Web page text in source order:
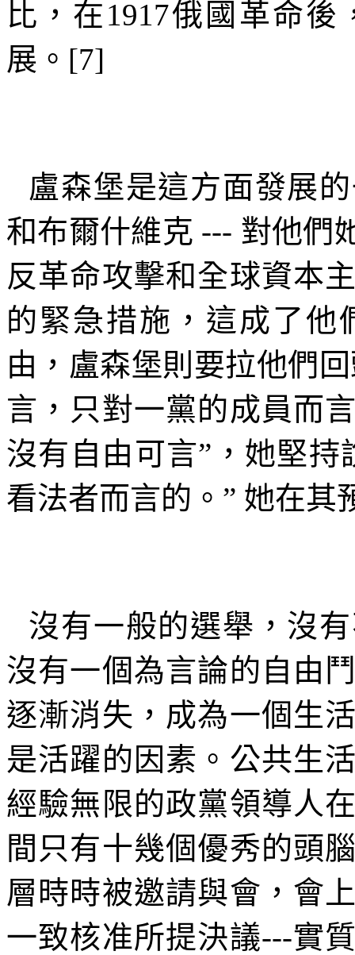
比，在1917俄國革命後
展。 [7]
盧森堡是這方面發展
和布爾什維克 --- 對他們
反革命攻擊和全球資本
的緊急措施，這成了他
由，盧森堡則要拉他們
言，只對一黨的成員而
沒有自由可言” ，她堅持
看法者而言的。 ” 她在其
沒有一般的選舉，沒
沒有一個為言論的自由
逐漸消失，成為一個生
是活躍的因素。公共生
經驗無限的政黨領導人
間只有十幾個優秀的頭
層時時被邀請與會，會
一致核准所提決議---實